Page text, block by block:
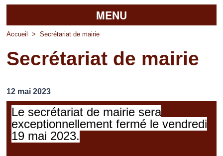
MENU
Accueil
La mairie
Vie pratique
Vos professionnels
Loisirs
Accueil > Secrétariat de mairie
Secrétariat de mairie
12 mai 2023
Le secrétariat de mairie sera
exceptionnellement fermé le vendredi
19 mai 2023.